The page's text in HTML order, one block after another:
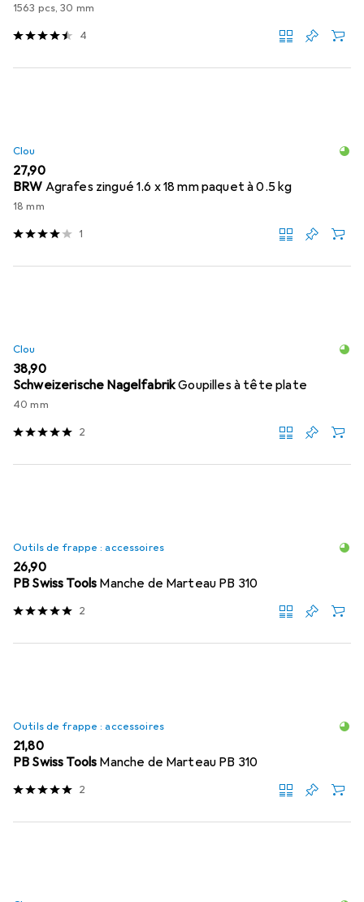
1563 pcs, 30 mm
4
Clou
EUR
27,90
BRW Agrafes zingué 1.6 x 18 mm paquet à 0.5 kg
18 mm
1
Clou
EUR
38,90
Schweizerische NagelfabrikGoupilles à tête plate
40 mm
2
Outils de frappe : accessoires
EUR
26,90
PB Swiss Tools Manche de Marteau PB 310
2
Outils de frappe : accessoires
EUR
21,80
PB Swiss Tools Manche de Marteau PB 310
2